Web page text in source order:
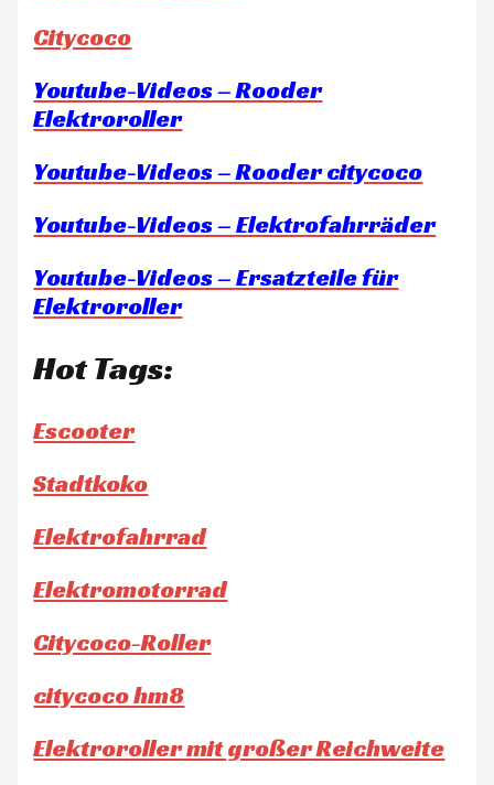
Citycoco
Youtube-Videos – Rooder
Elektroroller
Youtube-Videos – Rooder citycoco
Youtube-Videos – Elektrofahrräder
Youtube-Videos – Ersatzteile für
Elektroroller
Hot Tags:
Escooter
Stadtkoko
Elektrofahrrad
Elektromotorrad
Citycoco-Roller
citycoco hm8
Elektroroller mit großer Reichweite